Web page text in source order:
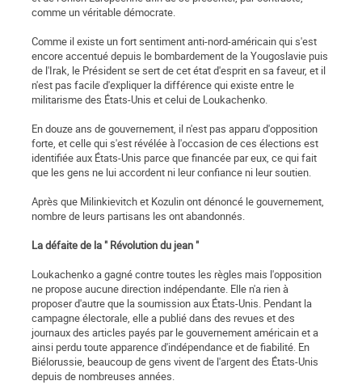
comme un véritable démocrate.
Comme il existe un fort sentiment anti-nord-américain qui s'est
encore accentué depuis le bombardement de la Yougoslavie puis
de l'Irak, le Président se sert de cet état d'esprit en sa faveur, et il
n'est pas facile d'expliquer la différence qui existe entre le
militarisme des États-Unis et celui de Loukachenko.
En douze ans de gouvernement, il n'est pas apparu d'opposition
forte, et celle qui s'est révélée à l'occasion de ces élections est
identifiée aux États-Unis parce que financée par eux, ce qui fait
que les gens ne lui accordent ni leur confiance ni leur soutien.
Après que Milinkievitch et Kozulin ont dénoncé le gouvernement,
nombre de leurs partisans les ont abandonnés.
La défaite de la " Révolution du jean "
Loukachenko a gagné contre toutes les règles mais l'opposition
ne propose aucune direction indépendante. Elle n'a rien à
proposer d'autre que la soumission aux États-Unis. Pendant la
campagne électorale, elle a publié dans des revues et des
journaux des articles payés par le gouvernement américain et a
ainsi perdu toute apparence d'indépendance et de fiabilité. En
Biélorussie, beaucoup de gens vivent de l'argent des États-Unis
depuis de nombreuses années.